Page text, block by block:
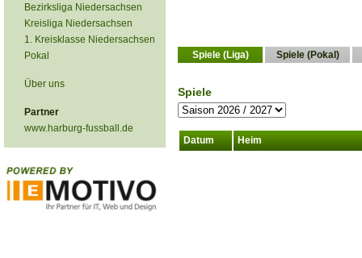
Bezirksliga Niedersachsen
Kreisliga Niedersachsen
1. Kreisklasse Niedersachsen
Pokal
Über uns
Partner
www.harburg-fussball.de
Spiele (Liga) Spiele (Pokal)
Spiele
Datum Heim